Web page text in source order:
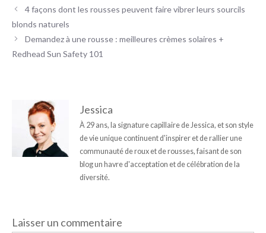
4 façons dont les rousses peuvent faire vibrer leurs sourcils
blonds naturels
Demandez à une rousse : meilleures crèmes solaires +
Redhead Sun Safety 101
Jessica
À 29 ans, la signature capillaire de Jessica, et son style
de vie unique continuent d'inspirer et de rallier une
communauté de roux et de rousses, faisant de son
blog un havre d'acceptation et de célébration de la
diversité.
Laisser un commentaire